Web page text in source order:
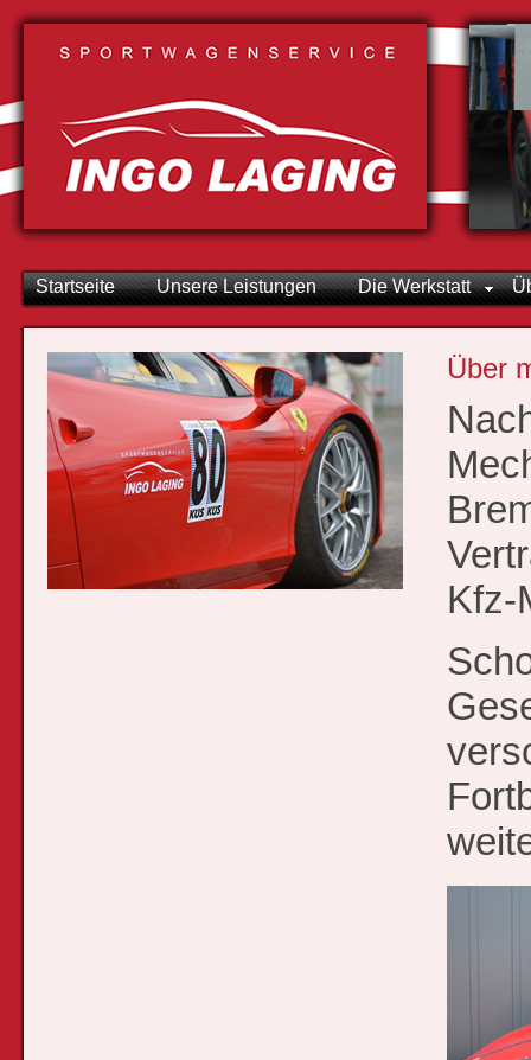
Startseite Unsere Leistungen Die Werkstatt
Über
Kfz-